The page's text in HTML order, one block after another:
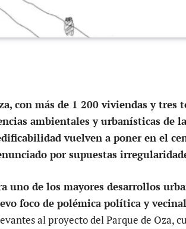
con más de 1 200 viviendas y tres
ambientales y urbanísticas de
vuelven a poner en el
por supuestas
uno de los mayores desarrollos
foco de polémica política y
al proyecto del Parque de Oza,